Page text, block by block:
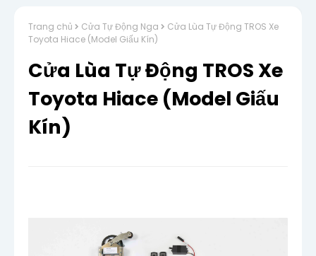
Trang chủ Cửa Tự Động Nga
Cửa Lùa Tự Động TROS Xe
Toyota Hiace (Model Giấu Kín)
Cửa Lùa Tự Động TROS Xe
Toyota Hiace (Model Giấu
Kín)